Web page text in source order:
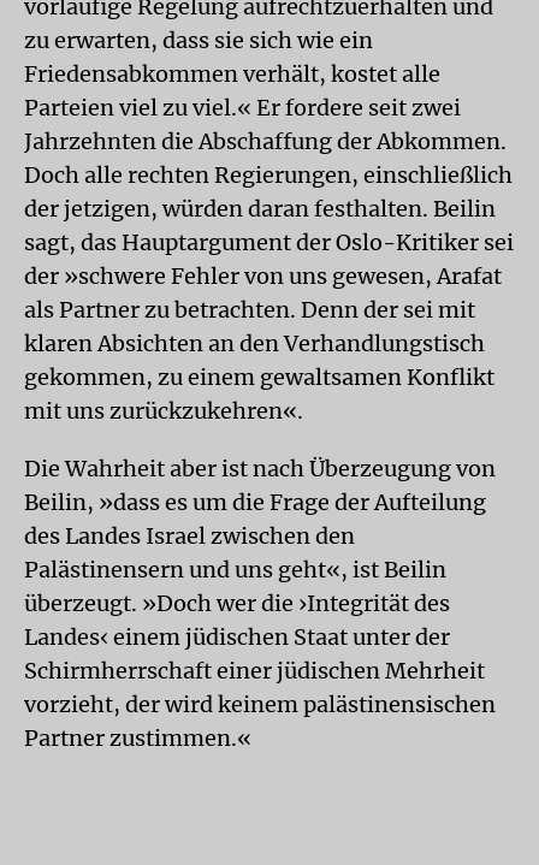
vorläufige Regelung aufrechtzuerhalten und
zu erwarten, dass sie sich wie ein
Friedensabkommen verhält, kostet alle
Parteien viel zu viel.« Er fordere seit zwei
Jahrzehnten die Abschaffung der Abkommen.
Doch alle rechten Regierungen, einschließlich
der jetzigen, würden daran festhalten. Beilin
sagt, das Hauptargument der Oslo-Kritiker sei
der »schwere Fehler von uns gewesen, Arafat
als Partner zu betrachten. Denn der sei mit
klaren Absichten an den Verhandlungstisch
gekommen, zu einem gewaltsamen Konflikt
mit uns zurückzukehren«.
Die Wahrheit aber ist nach Überzeugung von
Beilin, »dass es um die Frage der Aufteilung
des Landes Israel zwischen den
Palästinensern und uns geht«, ist Beilin
überzeugt. »Doch wer die ›Integrität des
Landes‹ einem jüdischen Staat unter der
Schirmherrschaft einer jüdischen Mehrheit
vorzieht, der wird keinem palästinensischen
Partner zustimmen.«